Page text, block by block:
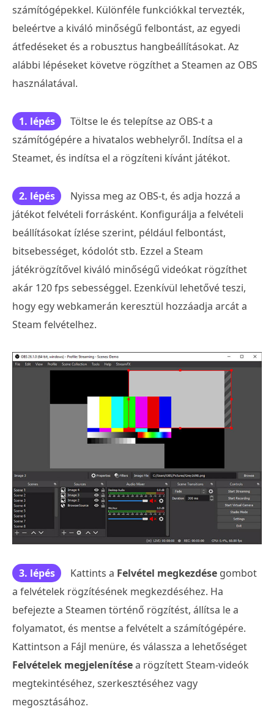
számítógépekkel. Különféle funkciókkal tervezték,
beleértve a kiváló minőségű felbontást, az egyedi
átfedéseket és a robusztus hangbeállításokat. Az
alábbi lépéseket követve rögzíthet a Steamen az OBS
használatával.
1. lépés
Töltse le és telepítse az OBS-t a
számítógépére a hivatalos webhelyről. Indítsa el a
Steamet, és indítsa el a rögzíteni kívánt játékot.
2. lépés
Nyissa meg az OBS-t, és adja hozzá a
játékot felvételi forrásként. Konfigurálja a felvételi
beállításokat ízlése szerint, például felbontást,
bitsebességet, kódolót stb. Ezzel a Steam
játékrögzítővel kiváló minőségű videókat rögzíthet
akár 120 fps sebességgel. Ezenkívül lehetővé teszi,
hogy egy webkamerán keresztül hozzáadja arcát a
Steam felvételhez.
3. lépés Kattints a Felvétel megkezdése gombot
a felvételek rögzítésének megkezdéséhez. Ha
befejezte a Steamen történő rögzítést, állítsa le a
folyamatot, és mentse a felvételt a számítógépére.
Kattintson a Fájl menüre, és válassza a lehetőséget
Felvételek megjelenítésea rögzített Steam-videók
megtekintéséhez, szerkesztéséhez vagy
megosztásához.